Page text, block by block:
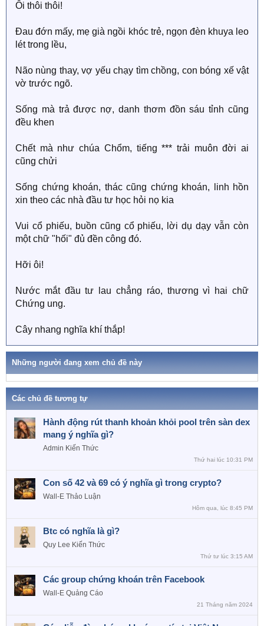
Ôi thôi thôi!
Đau đớn mấy, mẹ già ngồi khóc trẻ, ngọn đèn khuya leo
lét trong lều,
Não nùng thay, vợ yếu chạy tìm chồng, con bóng xế vật
vờ trước ngõ.
Sống mà trả được nợ, danh thơm đồn sáu tỉnh cũng
đều khen
Chết mà như chúa Chổm, tiếng *** trải muôn đời ai
cũng chửi
Sống chứng khoán, thác cũng chứng khoán, linh hồn
xin theo các nhà đầu tư học hỏi nọ kia
Vui cổ phiếu, buồn cũng cổ phiếu, lời dụ dạy vẫn còn
một chữ "hối" đủ đền công đó.
Hỡi ôi!
Nước mắt đầu tư lau chẳng ráo, thương vì hai chữ
Chứng ung.
Cây nhang nghĩa khí thắp!
Những người đang xem chủ đề này
Các chủ đề tương tự
Hành động rút thanh khoản khỏi pool trên sàn dex
mang ý nghĩa gì?
Admin Kiến Thức
Thứ hai lúc 10:31 PM
Con số 42 và 69 có ý nghĩa gì trong crypto?
Wall-E Thảo Luận
Hôm qua, lúc 8:45 PM
Btc có nghĩa là gì?
Quy Lee Kiến Thức
Thứ tư lúc 3:15 AM
Các group chứng khoán trên Facebook
Wall-E Quảng Cáo
21 Tháng năm 2024